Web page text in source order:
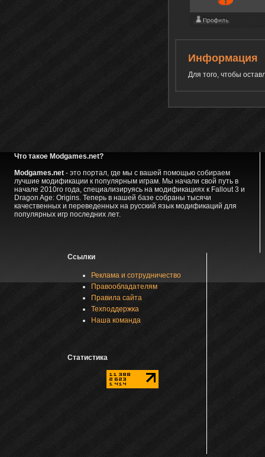
Информация
Для того, чтобы
Что такое Modgames.net?
Modgames.net- это портал, где мы с вашей помощью собираем
лучшие модификации к популярным играм. Мы начали свой путь в
начале 2010го года, специализируясь на модификациях к Fallout 3 и
Dragon Age: Origins. Теперь в нашей базе собраны тысячи
качественных и переведенных на русский язык модификаций для
популярных игр последних лет.
Ссылки
Реклама и сотрудничество
Правообладателям
Правила сайта
Техподдержка
Наша команда
Статистика